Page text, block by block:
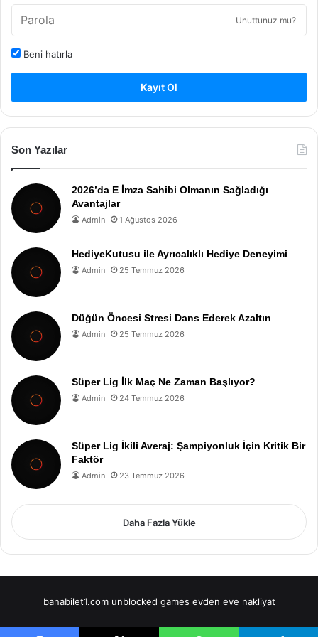
Unuttunuz mu?
Beni hatırla
Kayıt Ol
Son Yazılar
2026’da E İmza Sahibi Olmanın Sağladığı
Avantajlar
Admin 1 Ağustos 2026
HediyeKutusu ile Ayrıcalıklı Hediye Deneyimi
Admin 25 Temmuz 2026
Düğün Öncesi Stresi Dans Ederek Azaltın
Admin 25 Temmuz 2026
Süper Lig İlk Maç Ne Zaman Başlıyor?
Admin 24 Temmuz 2026
Süper Lig İkili Averaj: Şampiyonluk İçin Kritik Bir
Faktör
Admin 23 Temmuz 2026
Daha Fazla Yükle
banabilet1.com unblocked games evden eve nakliyat